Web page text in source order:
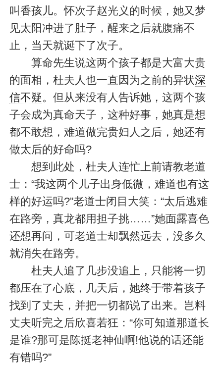
叫 香孩儿。怀次子赵光义的时候，她又梦
见太阳冲进了肚子，醒来之后就腹痛不
止，当天就诞下了次子。
算命先生说这两个孩子都是大富大贵
的面相，杜夫人也一直因为之前的异状深
信不疑。但从来没有人告诉她，这两个孩
子会成为真命天子，这种好事，她真是想
都不敢想，难道做完贵妇人之后，她还有
做太后的好命吗?
想到此处，杜夫人连忙上前请教老道
士：“我这两个儿子出身低微，难道也有这
样的好运吗?”老道士闭目大笑：“太后逃难
在路旁，真龙都用担子挑……”她面露喜色
还想再问，可老道士却飘然远去，没多久
就消失在路旁。
杜夫人追了几步没追上，只能将一切
都压在了心底，几天后，她终于带着孩子
找到了丈夫，并把一切都说了出来。岂料
丈夫听完之后欣喜若狂：“你可知道那道长
是谁?那可是陈挺老神仙啊!他说的话还能
有错吗?”